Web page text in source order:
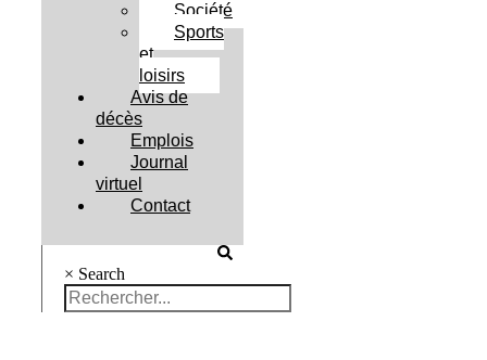
Société
Sports
et
loisirs
Avis de
décès
Emplois
Journal
virtuel
Contact
× Search